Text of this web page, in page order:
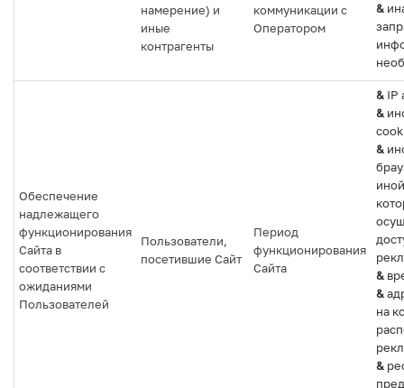
намерение) и
иные
контрагенты
коммуникации с
Оператором
&
Обеспечение
надлежащего
функционирования
Сайта в
соответствии с
ожиданиями
Пользователей
Пользователи,
посетившие Сайт
Период
функционирования
Сайта
& IP
&
&
&
&
на
&